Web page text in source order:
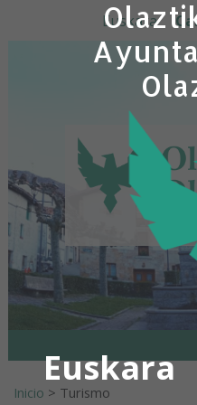
Euskara
Euskara
Inicio > Turismo